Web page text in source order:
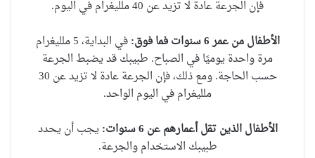
فإن الجرعة عادة لا تزيد عن 40 ملليغرامفي اليوم.
الأطفال من عمر 6 سنوات فما فوق:
في البداية، 5 ملليغرام
مرة واحدة يوميًا في الصباح. طبيبك قد يضبط الجرعة
حسب الحاجة.ومع ذلك، فإن الجرعة عادة لا تزيد عن 30
ملليغرامفي اليوم الواحد.
الأطفال الذين تقل أعمارهم عن 6 سنوات:
يجب أن يحدد
طبيبك الاستخدام والجرعة.